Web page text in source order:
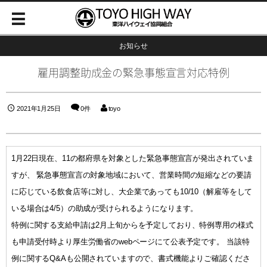
お知らせ
雇用調整助成金の緊急事態宣言対応特例
2021年1月25日 0件 toyo
1月22日現在、11の都府県を対象とした緊急事態宣言が発出されていま
すが、 緊急事態宣言の対象地域において、営業時間の短縮などの要請
に応じている飲食店等に対し、大企業であっても10/10（解雇等をして
いる場合は4/5）の助成が受けられるようになります。
特例に関する支給申請は2月上旬からを予定しており、特例専用の様式
も申請受付時より厚生労働省のwebページにて公表予定です。 当該特
例に関するQ&Aも公開されていますので、書式機能よりご確認くださ